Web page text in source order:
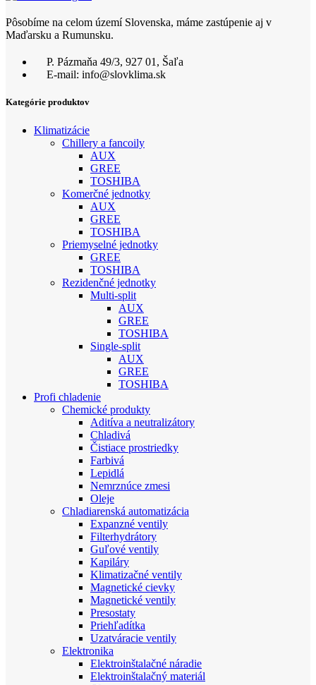
Pôsobíme na celom území Slovenska, máme zastúpenie aj v
Maďarsku a Rumunsku.
P. Pázmaňa 49/3, 927 01, Šaľa
E-mail: info@slovklima.sk
Kategórie produktov
Klimatizácie
Chillery a fancoily
AUX
GREE
TOSHIBA
Komerčné jednotky
AUX
GREE
TOSHIBA
Priemyselné jednotky
GREE
TOSHIBA
Rezidenčné jednotky
Multi-split
AUX
GREE
TOSHIBA
Single-split
AUX
GREE
TOSHIBA
Profi chladenie
Chemické produkty
Aditíva a neutralizátory
Chladivá
Čistiace prostriedky
Farbivá
Lepidlá
Nemrznúce zmesi
Oleje
Chladiarenská automatizácia
Expanzné ventily
Filterhydrátory
Guľové ventily
Kapiláry
Klimatizačné ventily
Magnetické cievky
Magnetické ventily
Presostaty
Priehľadítka
Uzatváracie ventily
Elektronika
Elektroinštalačné náradie
Elektroinštalačný materiál